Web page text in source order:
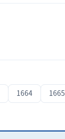
1664 1665